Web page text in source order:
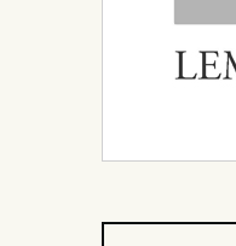
À PROPOS